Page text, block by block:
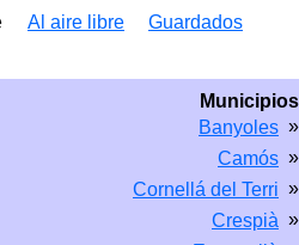
Al aire libre Guardados
Municipios
Banyoles »
Camós »
Cornellá del Terri »
Crespià »